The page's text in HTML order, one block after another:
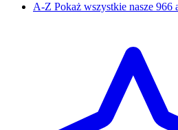
A-Z Pokaż wszystkie nasze 966